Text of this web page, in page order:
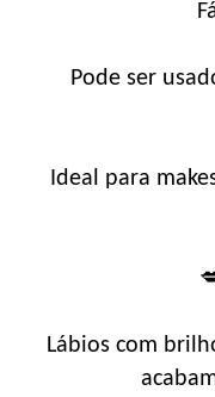
Pode ser
Ideal para
Lábios com